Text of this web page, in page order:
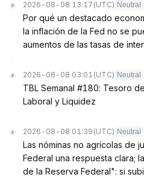
2026-08-08 13:17 (UTC) Neutral
Por qué un destacado
la inflación de la Fed no se
aumentos de las tasas de
2026-08-08 03:01 (UTC) Neutral
TBL Semanal #180: Tesoro
Laboral y Liquidez
2026-08-08 01:39 (UTC) Neutral
Las nóminas no agrícolas de
Federal una respuesta clara;
de la Reserva Federal": si